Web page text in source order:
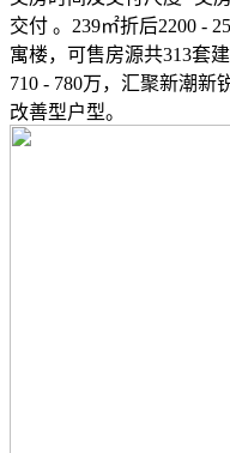
交付 。239㎡折后2200 -
寓楼，可售房源共313套
710 - 780万，汇聚新潮新
改善型户型。